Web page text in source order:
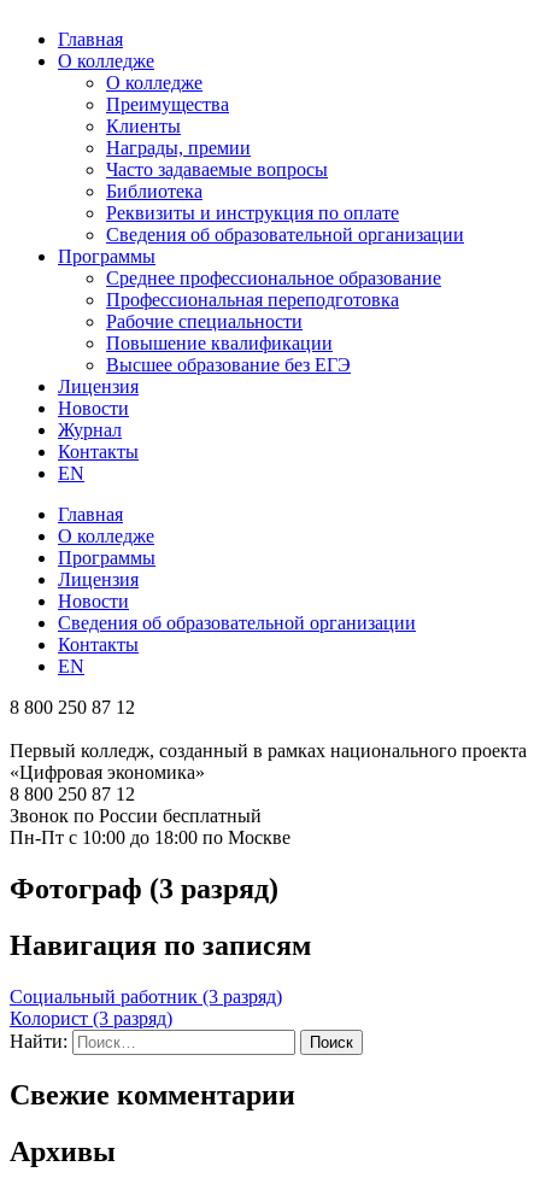
Главная
О колледже
О колледже
Преимущества
Клиенты
Награды, премии
Часто задаваемые вопросы
Библиотека
Реквизиты и инструкция по оплате
Сведения об образовательной организации
Программы
Среднее профессиональное образование
Профессиональная переподготовка
Рабочие специальности
Повышение квалификации
Высшее образование без ЕГЭ
Лицензия
Новости
Журнал
Контакты
EN
Главная
О колледже
Программы
Лицензия
Новости
Сведения об образовательной организации
Контакты
EN
8 800 250 87 12
Первый колледж, созданный в рамках национального проекта
«Цифровая экономика»
8 800 250 87 12
Звонок по России бесплатный
Пн-Пт с 10:00 до 18:00 по Москве
Фотограф (3 разряд)
Навигация по записям
Социальный работник (3 разряд)
Колорист (3 разряд)
Найти:
Свежие комментарии
Архивы